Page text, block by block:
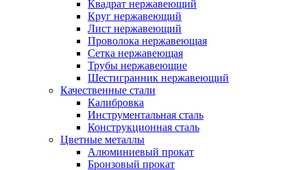
Квадрат нержавеющий
Круг нержавеющий
Лист нержавеющий
Проволока нержавеющая
Сетка нержавеющая
Трубы нержавеющие
Шестигранник нержавеющий
Качественные стали
Калибровка
Инструментальная сталь
Конструкционная сталь
Цветные металлы
Алюминиевый прокат
Бронзовый прокат